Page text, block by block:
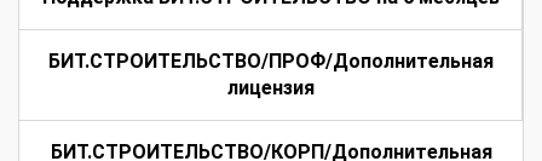
БИТ.СТРОИТЕЛЬСТВО/ПРОФ/Дополнительная
лицензия
БИТ.СТРОИТЕЛЬСТВО/КОРП/Дополнительная